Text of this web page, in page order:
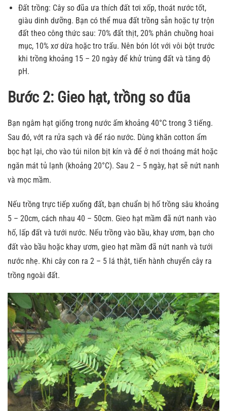
Đất trồng: Cây so đũa ưa thích đất tơi xốp, thoát nước tốt,
giàu dinh dưỡng. Bạn có thể mua đất trồng sẵn hoặc tự trộn
đất theo công thức sau: 70% đất thịt, 20% phân chuồng hoai
mục, 10% xơ dừa hoặc tro trấu. Nên bón lót với vôi bột trước
khi trồng khoảng 15 – 20 ngày để khử trùng đất và tăng độ
pH.
Bước 2: Gieo hạt, trồng so đũa
Bạn ngâm hạt giống trong nước ấm khoảng 40°C trong 3 tiếng.
Sau đó, vớt ra rửa sạch và để ráo nước. Dùng khăn cotton ẩm
bọc hạt lại, cho vào túi nilon bịt kín và để ở nơi thoáng mát hoặc
ngăn mát tủ lạnh (khoảng 20°C). Sau 2 – 5 ngày, hạt sẽ nứt nanh
và mọc mầm.
Nếu trồng trực tiếp xuống đất, bạn chuẩn bị hố trồng sâu khoảng
5 – 20cm, cách nhau 40 – 50cm. Gieo hạt mầm đã nứt nanh vào
hố, lấp đất và tưới nước. Nếu trồng vào bầu, khay ươm, bạn cho
đất vào bầu hoặc khay ươm, gieo hạt mầm đã nứt nanh và tưới
nước nhẹ. Khi cây con ra 2 – 5 lá thật, tiến hành chuyển cây ra
trồng ngoài đất.